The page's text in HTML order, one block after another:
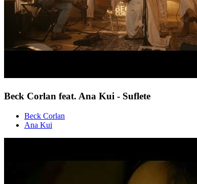
Beck Corlan feat. Ana Kui - Suflete
Beck Corlan
Ana Kui